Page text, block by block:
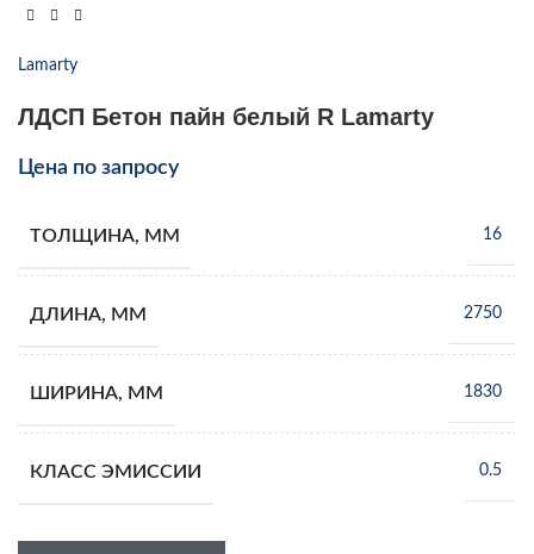
Lamarty
ЛДСП Бетон пайн белый R Lamarty
Цена по запросу
ТОЛЩИНА, ММ 16
ДЛИНА, ММ 2750
ШИРИНА, ММ 1830
КЛАСС ЭМИССИИ 0.5